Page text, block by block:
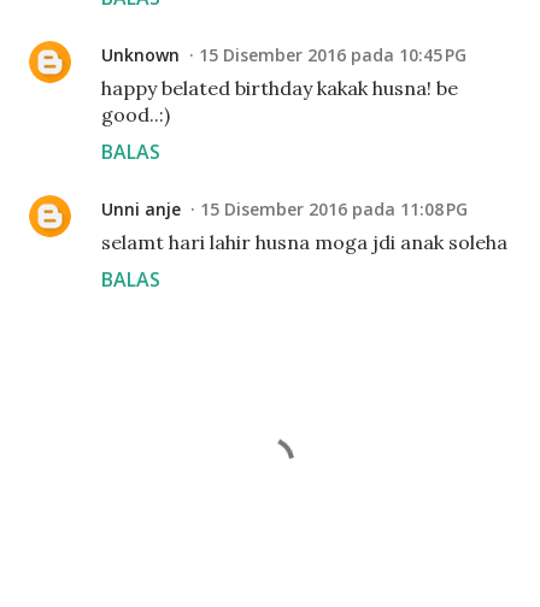
Unknown 15 Disember 2016 pada 10:45 PG
happy belated birthday kakak husna! be
good..:)
BALAS
Unni anje 15 Disember 2016 pada 11:08 PG
selamt hari lahir husna moga jdi anak soleha
BALAS